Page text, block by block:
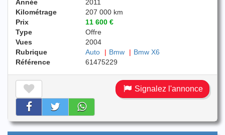
Année
2011
Kilométrage
207 000 km
Prix
11 600 €
Type
Offre
Vues
2004
Rubrique
Auto Bmw
Bmw X6
Référence
61475229
Signalez l'annonce